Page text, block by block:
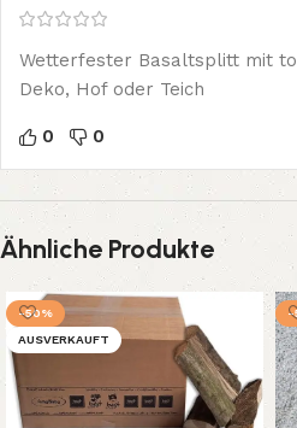
Wetterfester Basaltsplitt mit
Deko, Hof oder Teich
0 0
Ähnliche Produkte
-50%
AUSVERKAUFT
-